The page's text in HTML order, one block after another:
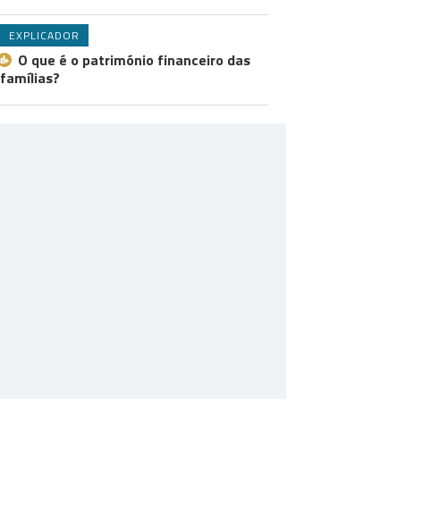
EXPLICADOR
O que é o património financeiro das
famílias?